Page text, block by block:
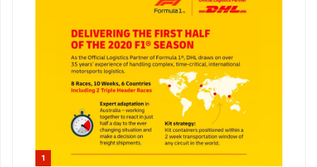
1